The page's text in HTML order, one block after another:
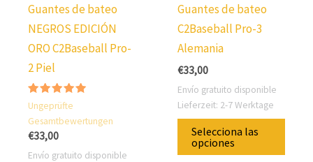
producto
Guantes de bateo
NEGROS EDICIÓN
ORO C2Baseball Pro-
2 Piel
Valorado
con
5.00
sobre 5
Ungeprüfte
Gesamtbewertungen
€33,00
Envío gratuito disponible
Guantes de bateo
C2Baseball Pro-3
Alemania
€33,00
Envío gratuito disponible
Lieferzeit: 2-7 Werktage
Selecciona las
opciones
Este